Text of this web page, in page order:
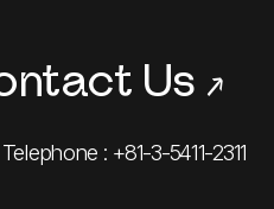
Us→
Telephone : +81-3-5411-2311